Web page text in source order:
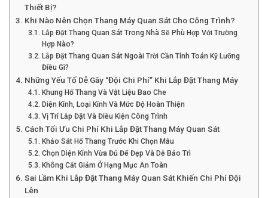
Thiết Bị?
Khi Nào Nên Chọn Thang Máy Quan Sát Cho Công Trình?
Lắp Đặt Thang Quan Sát Trong Nhà Sẽ Phù Hợp Với Trường
Hợp Nào?
Lắp Đặt Thang Quan Sát Ngoài Trời Cần Tính Toán Kỹ Lưỡng
Điều Gì?
Những Yếu Tố Dễ Gây “Đội Chi Phí” Khi Lắp Đặt Thang Máy
Khung Hố Thang Và Vật Liệu Bao Che
Diện Kính, Loại Kính Và Mức Độ Hoàn Thiện
Vị Trí Lắp Đặt Và Điều Kiện Công Trình
Cách Tối Ưu Chi Phí Khi Lắp Đặt Thang Máy Quan Sát
Khảo Sát Hố Thang Trước Khi Chọn Mẫu
Chọn Diện Kính Vừa Đủ Để Đẹp Và Dễ Bảo Trì
Không Cắt Giảm Ở Hạng Mục An Toàn
Sai Lầm Khi Lắp Đặt Thang Máy Quan Sát Khiến Chi Phí Đội
Lên